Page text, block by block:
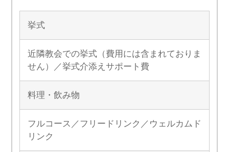
挙式
近隣教会での挙式（費用には含まれておりま
せん）／挙式介添えサポート費
料理・飲み物
フルコース／フリードリンク／ウェルカムド
リンク